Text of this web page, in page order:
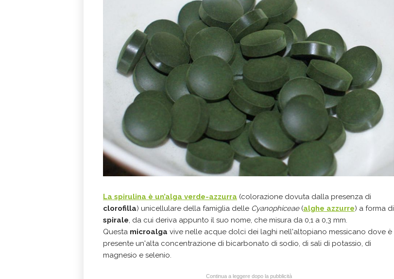
La spirulina è un’alga verde-azzurra (colorazione dovuta dalla presenza di
clorofilla) unicellulare della famiglia delle Cyanophiceae(alghe azzurre) a forma di
spirale, da cui deriva appunto il suo nome, che misura da 0,1 a 0,3 mm.
Questa microalga vive nelle acque dolci dei laghi nell'altopiano messicano dove è
presente un'alta concentrazione di bicarbonato di sodio, di sali di potassio, di
magnesio e selenio.
Continua a leggere dopo la pubblicità